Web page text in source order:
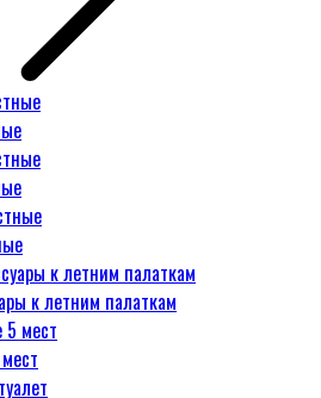
к летним палаткам